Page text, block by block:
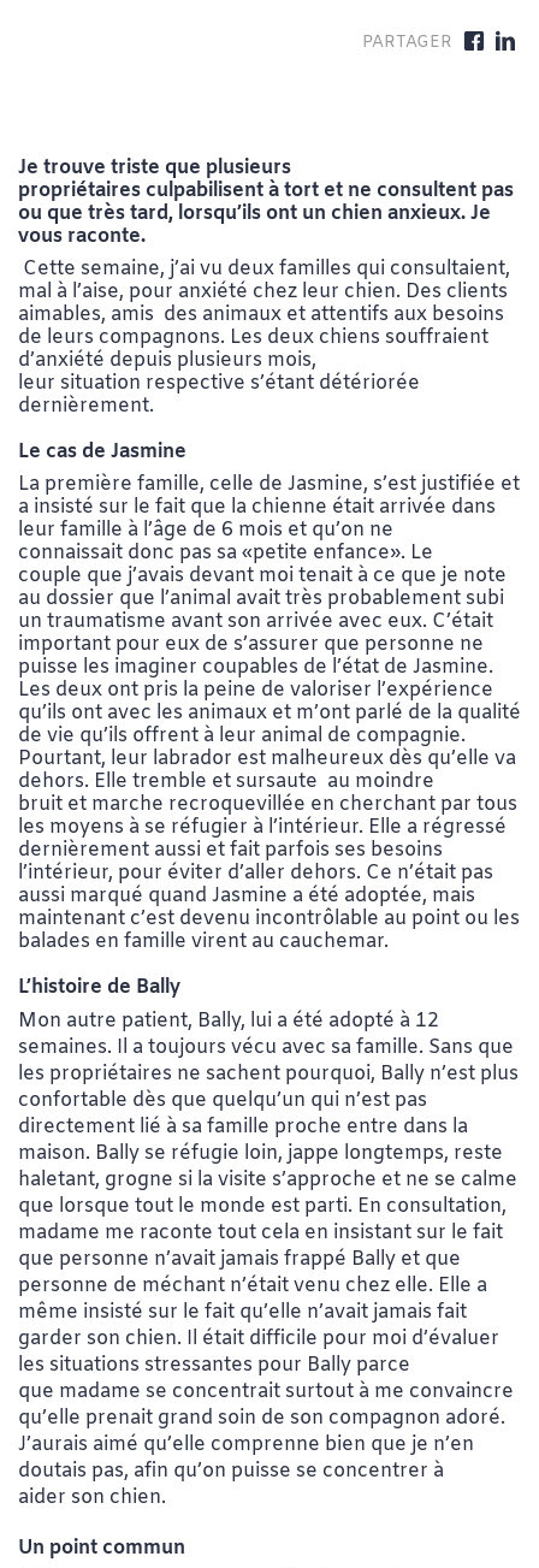
Je trouve triste que plusieurs
propriétaires culpabilisent à tort et ne consultent pas
ou que très tard, lorsqu’ils ont un chien anxieux. Je
vous raconte.
Cette semaine, j’ai vu deux familles qui consultaient,
mal à l’aise, pour anxiété chez leur chien. Des clients
aimables, amis des animaux et attentifs aux besoins
de leurs compagnons. Les deux chiens souffraient
d’anxiété depuis plusieurs mois,
leur situation respective s’étant détériorée
dernièrement.
Le cas de Jasmine
La première famille, celle de Jasmine, s’est justifiée et
a insisté sur le fait que la chienne était arrivée dans
leur famille à l’âge de 6 mois et qu’on ne
connaissait donc pas sa «petite enfance». Le
couple que j’avais devant moi tenait à ce que je note
au dossier que l’animal avait très probablement subi
un traumatisme avant son arrivée avec eux. C’était
important pour eux de s’assurer que personne ne
puisse les imaginer coupables de l’état de Jasmine.
Les deux ont pris la peine de valoriser l’expérience
qu’ils ont avec les animaux et m’ont parlé de la qualité
de vie qu’ils offrent à leur animal de compagnie.
Pourtant, leur labrador est malheureux dès qu’elle va
dehors. Elle tremble et sursaute au moindre
bruit et marche recroquevillée en cherchant par tous
les moyens à se réfugier à l’intérieur. Elle a régressé
dernièrement aussi et fait parfois ses besoins
l’intérieur, pour éviter d’aller dehors. Ce n’était pas
aussi marqué quand Jasmine a été adoptée, mais
maintenant c’est devenu incontrôlable au point ou les
balades en famille virent au cauchemar.
L’histoire de Bally
Mon autre patient, Bally, lui a été adopté à 12
semaines. Il a toujours vécu avec sa famille. Sans que
les propriétaires ne sachent pourquoi, Bally n’est plus
confortable dès que quelqu’un qui n’est pas
directement lié à sa famille proche entre dans la
maison. Bally se réfugie loin, jappe longtemps, reste
haletant, grogne si la visite s’approche et ne se calme
que lorsque tout le monde est parti. En consultation,
madame me raconte tout cela en insistant sur le fait
que personne n’avait jamais frappé Bally et que
personne de méchant n’était venu chez elle. Elle a
même insisté sur le fait qu’elle n’avait jamais fait
garder son chien. Il était difficile pour moi d’évaluer
les situations stressantes pour Bally parce
que madame se concentrait surtout à me convaincre
qu’elle prenait grand soin de son compagnon adoré.
J’aurais aimé qu’elle comprenne bien que je n’en
doutais pas, afin qu’on puisse se concentrer à
aider son chien.
Un point commun